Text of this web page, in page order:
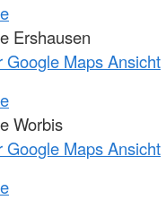
Ershausen
Google Maps Ansicht
Worbis
Google Maps Ansicht